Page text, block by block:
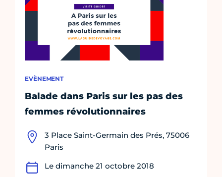
EVÈNEMENT
Balade dans Paris sur les pas des
femmes révolutionnaires
3 Place Saint-Germain des Prés, 75006
Paris
Le dimanche 21 octobre 2018